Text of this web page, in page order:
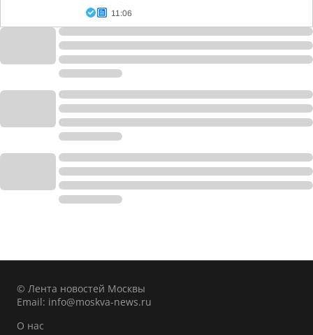
11:06
© Лента новостей Москвы
Email: info@moskva-news.ru
О нас